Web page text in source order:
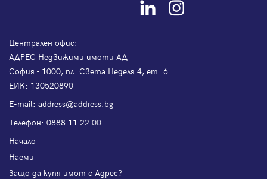
Централен офис:
АДРЕС Недвижими имоти АД
София - 1000, пл. Света Неделя 4, ет. 6
ЕИК: 130520890
Е-mail: address@address.bg
Телефон: 0888 11 22 00
Начало
Наеми
Защо да купя имот с Адрес?